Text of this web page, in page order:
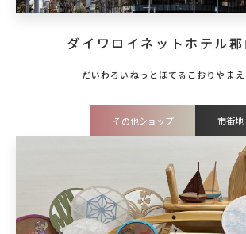
ダイワロイネットホテル
その他ショップ 市街地